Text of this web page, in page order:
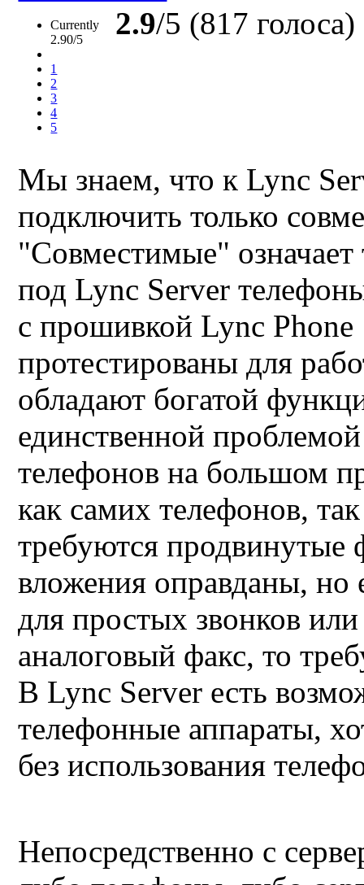
Currently
2.90/5
1
2
3
4
5
2.9/5 (817 голоса)
Мы знаем, что к Lync
подключить только
"Совместимые" означает
под Lync Server
с прошивкой Lync
протестированы для
обладают богатой
единственной
телефонов на большом
как самих телефонов,
требуются
вложения оправданы, но
для простых звонков
аналоговый факс, то
В Lync Server есть
телефонные аппараты,
без использования
Непосредственно с